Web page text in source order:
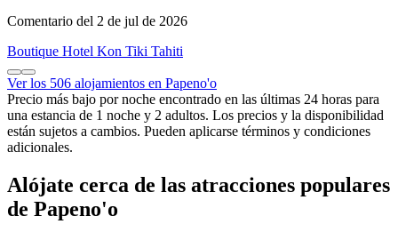
Comentario del 2 de jul de 2026
Boutique Hotel Kon Tiki Tahiti
Ver los 506 alojamientos en Papeno'o
Precio más bajo por noche encontrado en las últimas 24 horas para
una estancia de 1 noche y 2 adultos. Los precios y la disponibilidad
están sujetos a cambios. Pueden aplicarse términos y condiciones
adicionales.
Alójate cerca de las atracciones populares
de Papeno'o